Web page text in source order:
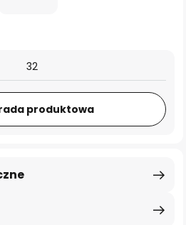
32
produktowa